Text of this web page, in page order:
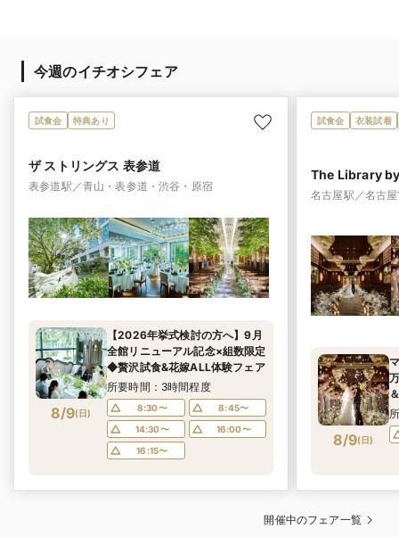
今週のイチオシフェア
試食会 特典あり
ザ ストリングス 表参道
表参道駅／青山・表参道・渋谷・原宿
8/9(日)
【2026年挙式検討の方へ】9月
全館リニューアル記念×組数限定
◆贅沢試食&花嫁ALL体験フェア
所要時間：3時間程度
8:30〜
8:45〜
14:30〜
16:00〜
16:15〜
試食会 衣装試着
The Library
名古屋駅／名古
8/9(日)
開催中のフェア一覧